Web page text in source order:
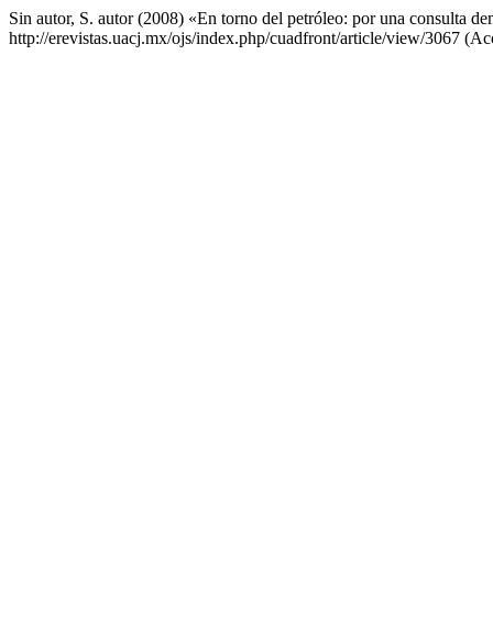
Sin autor, S. autor (2008) «En torno del petróleo: por una consulta
http://erevistas.uacj.mx/ojs/index.php/cuadfront/article/view/3067